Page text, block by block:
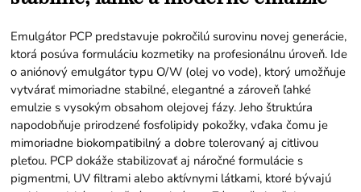
Emulgátor PCP predstavuje pokročilú surovinu novej generácie,
ktorá posúva formuláciu kozmetiky na profesionálnu úroveň. Ide
o aniónový emulgátor typu O/W (olej vo vode), ktorý umožňuje
vytvárať mimoriadne stabilné, elegantné a zároveň ľahké
emulzie s vysokým obsahom olejovej fázy. Jeho štruktúra
napodobňuje prirodzené fosfolipidy pokožky, vďaka čomu je
mimoriadne biokompatibilný a dobre tolerovaný aj citlivou
pleťou. PCP dokáže stabilizovať aj náročné formulácie s
pigmentmi, UV filtrami alebo aktívnymi látkami, ktoré bývajú